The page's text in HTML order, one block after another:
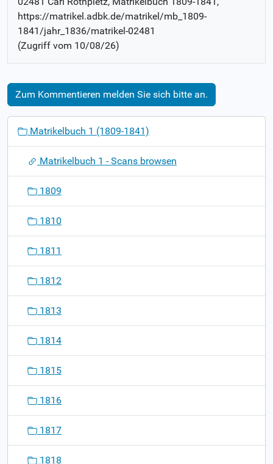
https://matrikel.adbk.de/matrikel/mb_1809-
1841/jahr_1836/matrikel-02481
(Zugriff vom 10/08/26)
Zum Kommentieren melden Sie sich bitte an.
o
Matrikelbuch 1 (1809-1841)
Matrikelbuch 1 - Scans browsen
1809
1810
1811
1812
1813
1814
1815
1816
1817
1818